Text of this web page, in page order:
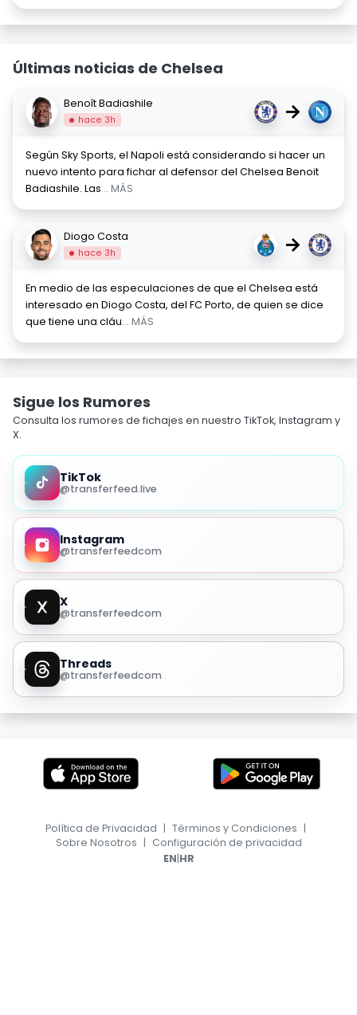
Últimas noticias de Chelsea
Benoît Badiashile
hace 3h →
Según Sky Sports, el Napoli está considerando si hacer un
nuevo intento para fichar al defensor del Chelsea Benoit
Badiashile. Las... MÁS
Diogo Costa
hace 3h →
En medio de las especulaciones de que el Chelsea está
interesado en Diogo Costa, del FC Porto, de quien se dice
que tiene una cláu... MÁS
Sigue los Rumores
Consulta los rumores de fichajes en nuestro TikTok, Instagram y
X.
TikTok
@transferfeed.live
Instagram
@transferfeedcom
X
@transferfeedcom
Threads
@transferfeedcom
Política de Privacidad | Términos y Condiciones |
Sobre Nosotros | Configuración de privacidad
EN|HR